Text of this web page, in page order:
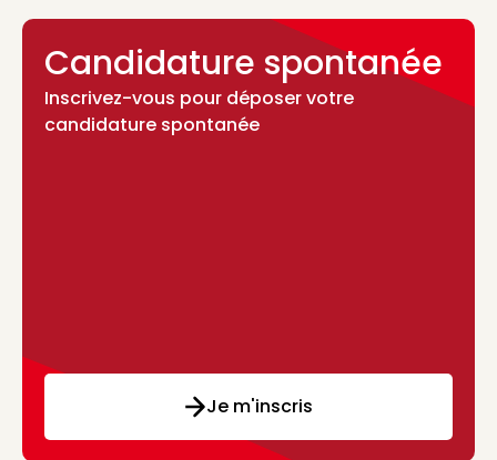
Candidature spontanée
Inscrivez-vous pour déposer votre
candidature spontanée
Je m'inscris